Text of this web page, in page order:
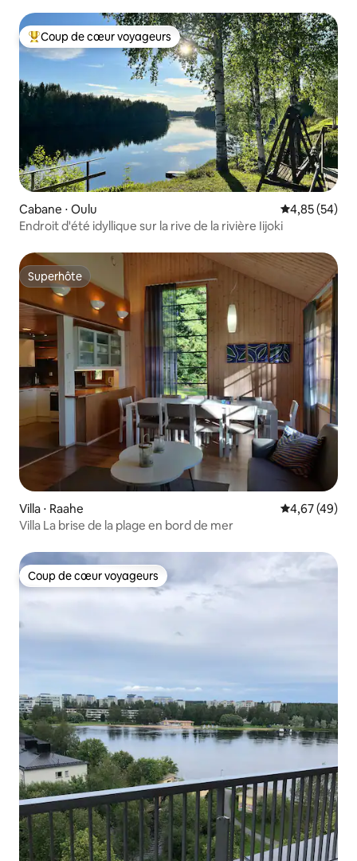
Coups de cœur voyageurs les plus appréciés
Coup de cœur voyageurs
Cabane ⋅ Oulu Évaluation
4,85 (54)
Endroit d'été idyllique sur la rive de la rivière Iijoki
Superhôte
Superhôte
Villa ⋅ Raahe Évaluation
4,67 (49)
Villa La brise de la plage en bord de mer
Coup de cœur voyageurs
Coup de cœur voyageurs